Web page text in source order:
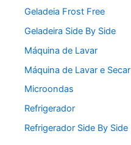
Geladeia Frost Free
Geladeira Side By Side
Máquina de Lavar
Máquina de Lavar e Secar
Microondas
Refrigerador
Refrigerador Side By Side